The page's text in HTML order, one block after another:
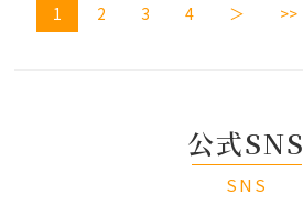
1 2 3 4 ＞ >>
公式SNS
SNS